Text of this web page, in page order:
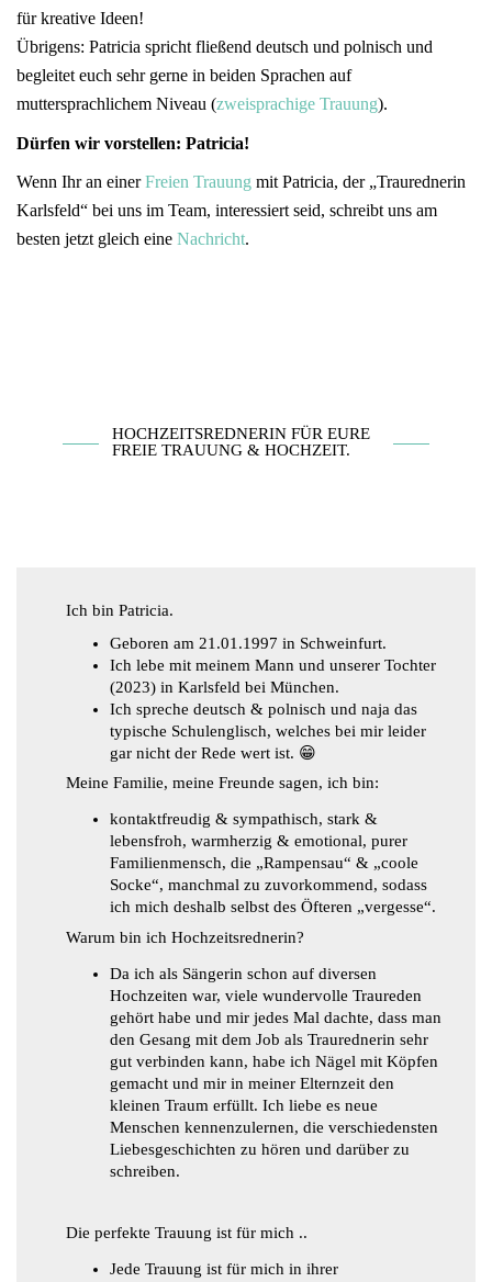
für kreative Ideen!
Übrigens: Patricia spricht fließend deutsch und polnisch und
begleitet euch sehr gerne in beiden Sprachen auf
muttersprachlichem Niveau (zweisprachige Trauung).
Dürfen wir vorstellen: Patricia!
Wenn Ihr an einerFreien Trauung mit Patricia, der „Traurednerin
Karlsfeld“ bei uns im Team, interessiert seid, schreibt uns am
besten jetzt gleich eine Nachricht.
HOCHZEITSREDNERIN FÜR EURE
FREIE TRAUUNG & HOCHZEIT.
Ich bin Patricia.
Geboren am 21.01.1997 in Schweinfurt.
Ich lebe mit meinem Mann und unserer Tochter
(2023) in Karlsfeld bei München.
Ich spreche deutsch & polnisch und naja das
typische Schulenglisch, welches bei mir leider
gar nicht der Rede wert ist. 😁
Meine Familie, meine Freunde sagen, ich bin:
kontaktfreudig & sympathisch, stark &
lebensfroh, warmherzig & emotional, purer
Familienmensch, die „Rampensau“ & „coole
Socke“, manchmal zu zuvorkommend, sodass
ich mich deshalb selbst des Öfteren „vergesse“.
Warum bin ich Hochzeitsrednerin?
Da ich als Sängerin schon auf diversen
Hochzeiten war, viele wundervolle Traureden
gehört habe und mir jedes Mal dachte, dass man
den Gesang mit dem Job als Traurednerin sehr
gut verbinden kann, habe ich Nägel mit Köpfen
gemacht und mir in meiner Elternzeit den
kleinen Traum erfüllt. Ich liebe es neue
Menschen kennenzulernen, die verschiedensten
Liebesgeschichten zu hören und darüber zu
schreiben.
Die perfekte Trauung ist für mich ..
Jede Trauung ist für mich in ihrer